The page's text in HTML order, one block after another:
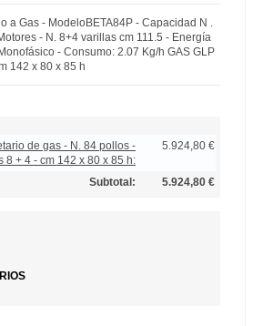
a Gas - ModeloBETA84P - Capacidad N .
- N. 8+4 varillas cm 111.5 - Energía
- Consumo: 2.07 Kg/h GAS GLP
142 x 80 x 85 h
de gas - N. 84 pollos -
8 + 4 - cm 142 x 80 x 85 h:
5.924,80 €
Subtotal: 5.924,80 €